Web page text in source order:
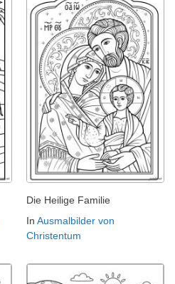
Die Heilige Familie
In Ausmalbilder von
Christentum